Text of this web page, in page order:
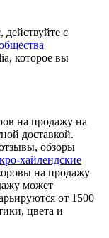
действуйте с
которое вы
на продажу на
доставкой.
обзоры
хайлендские
на продажу
может
от 1500
цвета и